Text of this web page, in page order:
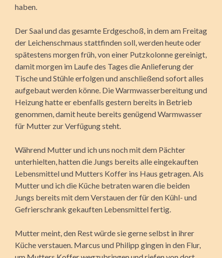
haben.
Der Saal und das gesamte Erdgeschoß, in dem am Freitag
der Leichenschmaus stattfinden soll, werden heute oder
spätestens morgen früh, von einer Putzkolonne gereinigt,
damit morgen im Laufe des Tages die Anlieferung der
Tische und Stühle erfolgen und anschließend sofort alles
aufgebaut werden könne. Die Warmwasserbereitung und
Heizung hatte er ebenfalls gestern bereits in Betrieb
genommen, damit heute bereits genügend Warmwasser
für Mutter zur Verfügung steht.
Während Mutter und ich uns noch mit dem Pächter
unterhielten, hatten die Jungs bereits alle eingekauften
Lebensmittel und Mutters Koffer ins Haus getragen. Als
Mutter und ich die Küche betraten waren die beiden
Jungs bereits mit dem Verstauen der für den Kühl- und
Gefrierschrank gekauften Lebensmittel fertig.
Mutter meint, den Rest würde sie gerne selbst in ihrer
Küche verstauen. Marcus und Philipp gingen in den Flur,